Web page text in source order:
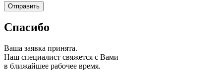
Спасибо
Ваша заявка принята.
Наш специалист свяжется с Вами
в ближайшее рабочее время.